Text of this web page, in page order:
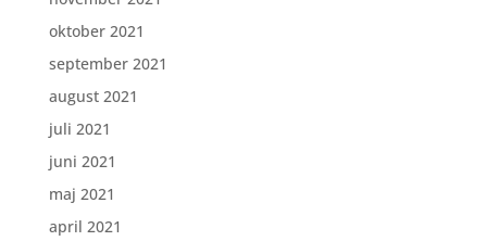
oktober 2021
september 2021
august 2021
juli 2021
juni 2021
maj 2021
april 2021